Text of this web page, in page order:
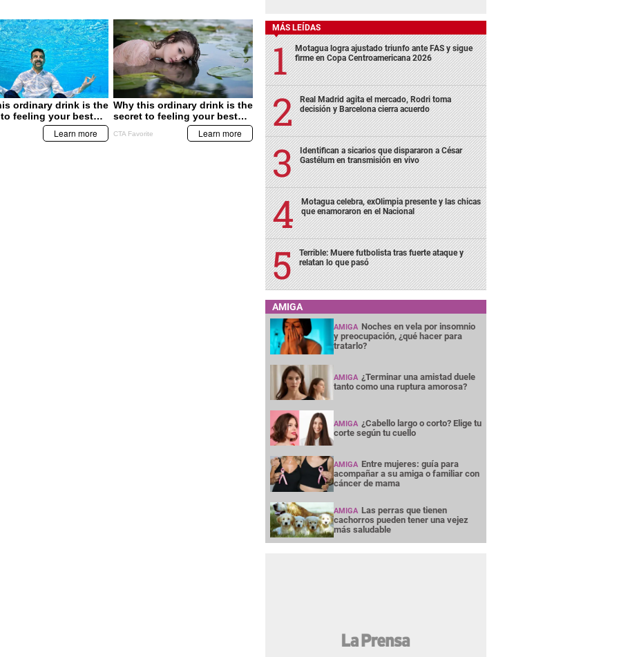
MÁS LEÍDAS
Motagua logra ajustado triunfo ante FAS y sigue
firme en Copa Centroamericana 2026
Real Madrid agita el mercado, Rodri toma
decisión y Barcelona cierra acuerdo
Identifican a sicarios que dispararon a César
Gastélum en transmisión en vivo
Motagua celebra, exOlimpia presente y las chicas
que enamoraron en el Nacional
Terrible: Muere futbolista tras fuerte ataque y
relatan lo que pasó
AMIGA
AMIGA Noches en vela por insomnio
y preocupación, ¿qué hacer para
tratarlo?
AMIGA ¿Terminar una amistad duele
tanto como una ruptura amorosa?
AMIGA ¿Cabello largo o corto? Elige tu
corte según tu cuello
AMIGA Entre mujeres: guía para
acompañar a su amiga o familiar con
cáncer de mama
AMIGA Las perras que tienen
cachorros pueden tener una vejez
más saludable